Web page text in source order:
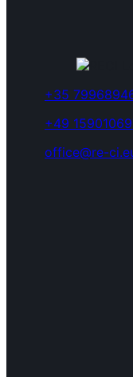
+35
+49
office@re-